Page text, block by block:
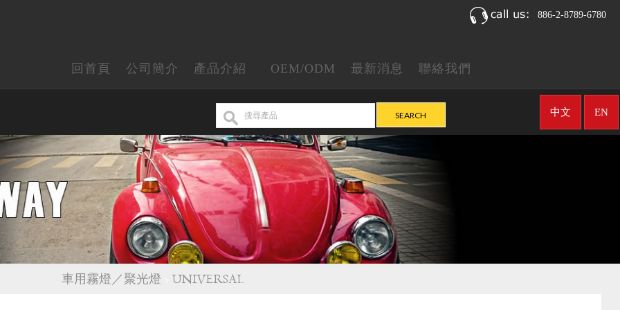
886-2-8789-6780
回首頁 公司簡介 產品介紹 OEM/ODM 最新消息 聯絡我們
EN
中文
車用霧燈／聚光燈 >UNIVERSAL